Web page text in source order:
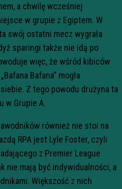
a chwilę wcześniej
w grupie z Egiptem. W
swój ostatni mecz wygrała
sparingi także nie idą po
więc, że wśród kibiców
Bafana” mogła
Z tego powodu drużyna ta
w Grupie A.
również nie stoi na
RPA jest Lyle Foster, czyli
z Premier League
nie mają być indywidualności, a
Większość z nich